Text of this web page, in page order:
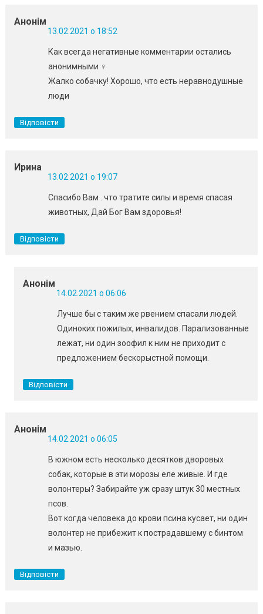
Анонім
13.02.2021 о 18:52
Как всегда негативные комментарии остались
анонимными ‍♀️
Жалко собачку! Хорошо, что есть неравнодушные
люди
Відповісти
Ирина
13.02.2021 о 19:07
Спасибо Вам . что тратите силы и время спасая
животных, Дай Бог Вам здоровья!
Відповісти
Анонім
14.02.2021 о 06:06
Лучше бы с таким же рвением спасали людей.
Одиноких пожилых, инвалидов. Парализованные
лежат, ни один зоофил к ним не приходит с
предложением бескорыстной помощи.
Відповісти
Анонім
14.02.2021 о 06:05
В южном есть несколько десятков дворовых
собак, которые в эти морозы еле живые. И где
волонтеры? Забирайте уж сразу штук 30 местных
псов.
Вот когда человека до крови псина кусает, ни один
волонтер не прибежит к пострадавшему с бинтом
и мазью.
Відповісти